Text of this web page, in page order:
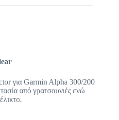
για Garmin Alpha 300/200
από γρατσουνιές ενώ